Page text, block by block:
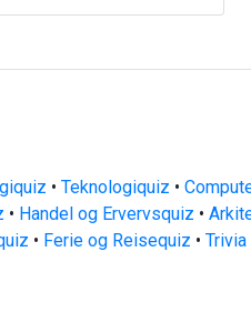
• Teknologiquiz •
• Handel og Ervervsquiz •
• Ferie og Reisequiz • Trivia